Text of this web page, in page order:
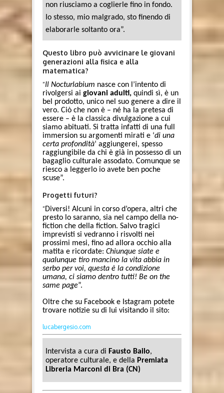
non riusciamo a coglierle fino in fondo.
Io stesso, mio malgrado, sto finendo di
elaborarle soltanto ora”.
Questo libro può avvicinare le giovani
generazioni alla fisica e alla
matematica?
“Il Nocturlabium nasce con l’intento di
rivolgersi ai giovani adulti, quindi sì, è un
bel prodotto, unico nel suo genere a dire il
vero. Ciò che non è – né ha la pretesa di
essere – è la classica divulgazione a cui
siamo abituati. Si tratta infatti di una full
immersion su argomenti mirati e ‘di una
certa profondità‘ aggiungerei, spesso
raggiungibile da chi è già in possesso di un
bagaglio culturale assodato. Comunque se
riesco a leggerlo io avete ben poche
scuse”.
Progetti futuri?
“ Diversi! Alcuni in corso d’opera, altri che
presto lo saranno, sia nel campo della no-
fiction che della fiction. Salvo tragici
imprevisti si vedranno i risvolti nei
prossimi mesi, fino ad allora occhio alla
matita e ricordate: Chiunque siate e
qualunque tiro mancino la vita abbia in
serbo per voi, questa è la condizione
umana, ci siamo dentro tutti! Be on the
same page”.
Oltre che su Facebook e Istagram potete
trovare notizie su di lui visitando il sito:
lucabergesio.com
Intervista a cura di Fausto Bailo,
operatore culturale, e della Premiata
Libreria Marconi di Bra (CN)